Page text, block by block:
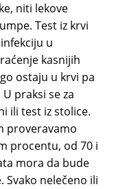
niti lekove
Test iz krvi
u
kasnijih
ostaju u krvi pa
praksi se za
ili test iz stolice.
proveravamo
procentu, od 70 i
mora da bude
Svako nelečeno ili